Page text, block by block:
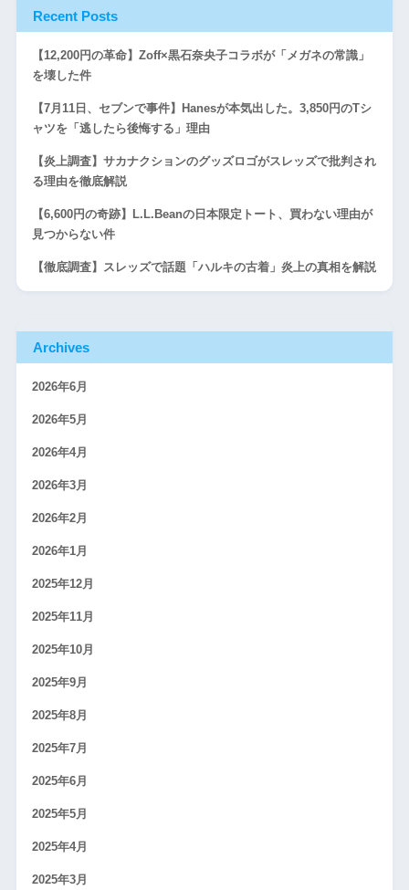
Recent Posts
【12,200円の革命】Zoff×黒石奈央子コラボが「メガネの常識」
を壊した件
【7月11日、セブンで事件】Hanesが本気出した。3,850円のTシ
ャツを「逃したら後悔する」理由
【炎上調査】サカナクションのグッズロゴがスレッズで批判され
る理由を徹底解説
【6,600円の奇跡】L.L.Beanの日本限定トート、買わない理由が
見つからない件
【徹底調査】スレッズで話題「ハルキの古着」炎上の真相を解説
Archives
2026年6月
2026年5月
2026年4月
2026年3月
2026年2月
2026年1月
2025年12月
2025年11月
2025年10月
2025年9月
2025年8月
2025年7月
2025年6月
2025年5月
2025年4月
2025年3月